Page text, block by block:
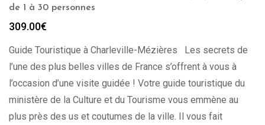
de 1 à 30 personnes
309.00€
Guide Touristique à Charleville-Mézières Les secrets de
l’une des plus belles villes de France s’offrent à vous à
l’occasion d’une visite guidée ! Votre guide touristique du
ministère de la Culture et du Tourisme vous emmène au
plus près des us et coutumes de la ville. Il vous fait